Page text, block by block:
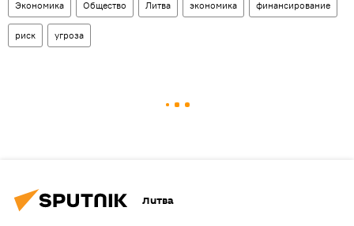
Экономика Общество Литва экономика финансирование
риск угроза
Литва